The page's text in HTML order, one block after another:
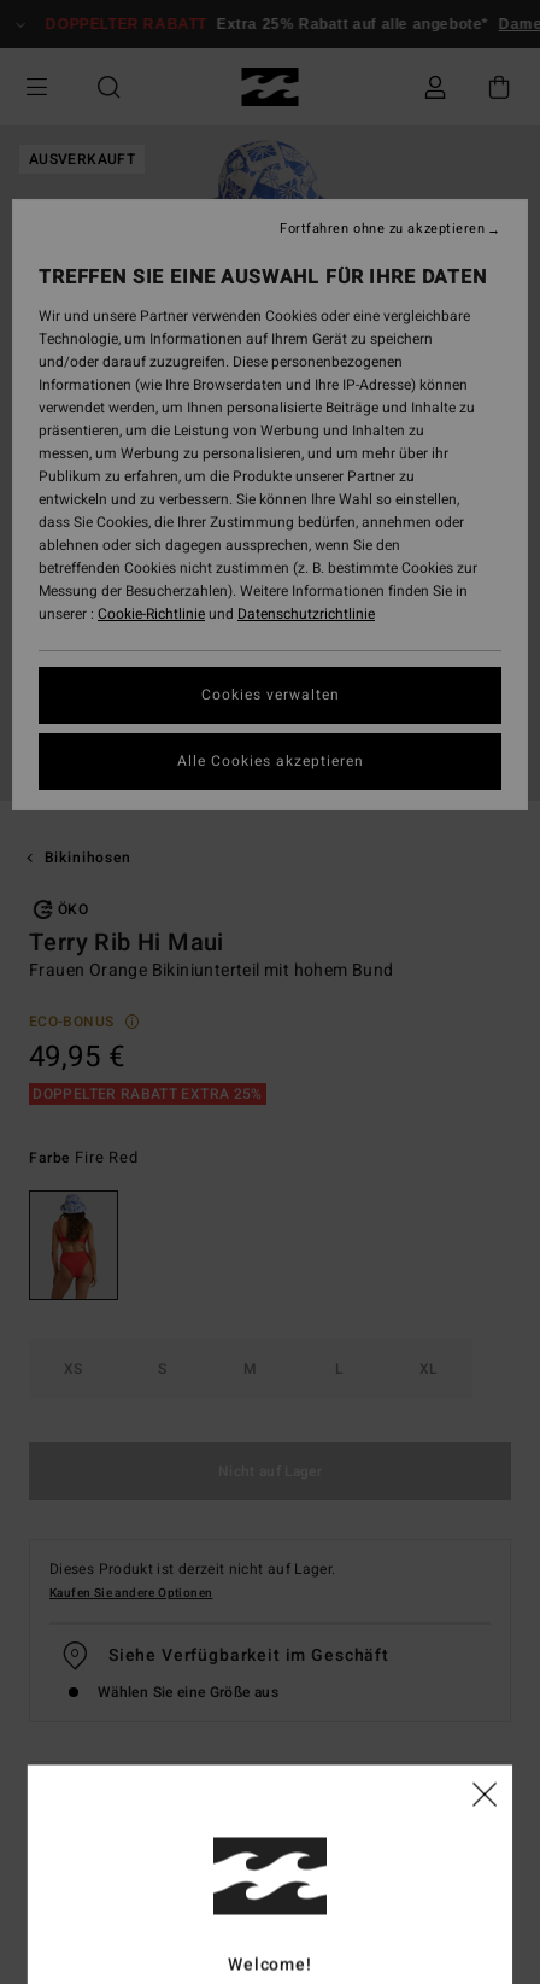
zur
springen
DOPPELTER RABATT Extra 25% Rabatt auf alle angebote*
AUSVERKAUFT
Bikinihosen
ÖKO
Terry Rib Hi Maui
Frauen Orange Bikiniunterteil mit hohem Bund
ECO-BONUS
49,95 €
DOPPELTER RABATT EXTRA 25%
Farbe Fire Red
XS S M L XL
Dieses Produkt ist derzeit nicht auf Lager.
Kaufen Sie andere Optionen
Siehe Verfügbarkeit im Geschäft
Wählen Sie eine Größe aus
Frauen Orange Bikiniunterteil mit hohem Bund
Farbcodennz0
Welcome!
TREFFEN SIE EINE AUSWAHL FÜR IHRE DATEN
Wir und unsere Partner verwenden Cookies oder eine vergleichbare
Technologie, um Informationen auf Ihrem Gerät zu speichern
und/oder darauf zuzugreifen. Diese personenbezogenen
Informationen (wie Ihre Browserdaten und Ihre IP-Adresse) können
verwendet werden, um Ihnen personalisierte Beiträge und Inhalte zu
präsentieren, um die Leistung von Werbung und Inhalten zu
messen, um Werbung zu personalisieren, und um mehr über ihr
Publikum zu erfahren, um die Produkte unserer Partner zu
entwickeln und zu verbessern. Sie können Ihre Wahl so einstellen,
dass Sie Cookies, die Ihrer Zustimmung bedürfen, annehmen oder
ablehnen oder sich dagegen aussprechen, wenn Sie den
betreffenden Cookies nicht zustimmen (z. B. bestimmte Cookies zur
Messung der Besucherzahlen). Weitere Informationen finden Sie in
unserer : Cookie-Richtlinieund Datenschutzrichtlinie
Cookies verwalten
Fortfahren ohne zu akzeptieren
Alle Cookies akzeptieren